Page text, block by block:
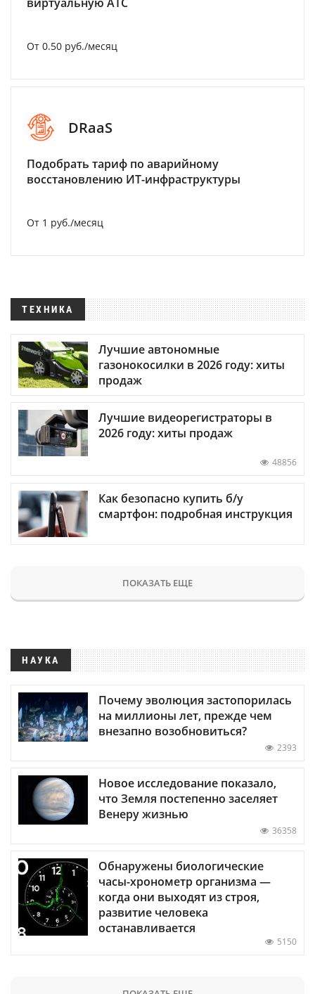
От 0.50 руб./месяц
DRaaS
Подобрать тариф по аварийному
восстановлению ИТ-инфраструктуры
От 1 руб./месяц
ТЕХНИКА
Лучшие автономные
газонокосилки в 2026 году: хиты
продаж
Лучшие видеорегистраторы в
2026 году: хиты продаж
48856
Как безопасно купить б/у
смартфон: подробная инструкция
ПОКАЗАТЬ ЕЩЕ
НАУКА
Почему эволюция застопорилась
на миллионы лет, прежде чем
внезапно возобновиться?
2393
Новое исследование показало,
что Земля постепенно заселяет
Венеру жизнью
36358
Обнаружены биологические
часы-хронометр организма —
когда они выходят из строя,
развитие человека
останавливается
5150